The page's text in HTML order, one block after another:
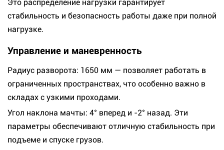
Это распределение нагрузки гарантирует
стабильность и безопасность работы даже при полной
нагрузке.
Управление и маневренность
Радиус разворота: 1650 мм — позволяет работать в
ограниченных пространствах, что особенно важно в
складах с узкими проходами.
Угол наклона мачты: 4° вперед и -2° назад. Эти
параметры обеспечивают отличную стабильность при
подъеме и спуске грузов.